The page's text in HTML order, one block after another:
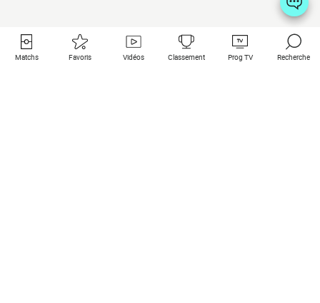
Matchs Favoris Vidéos Classement Prog TV Recherche